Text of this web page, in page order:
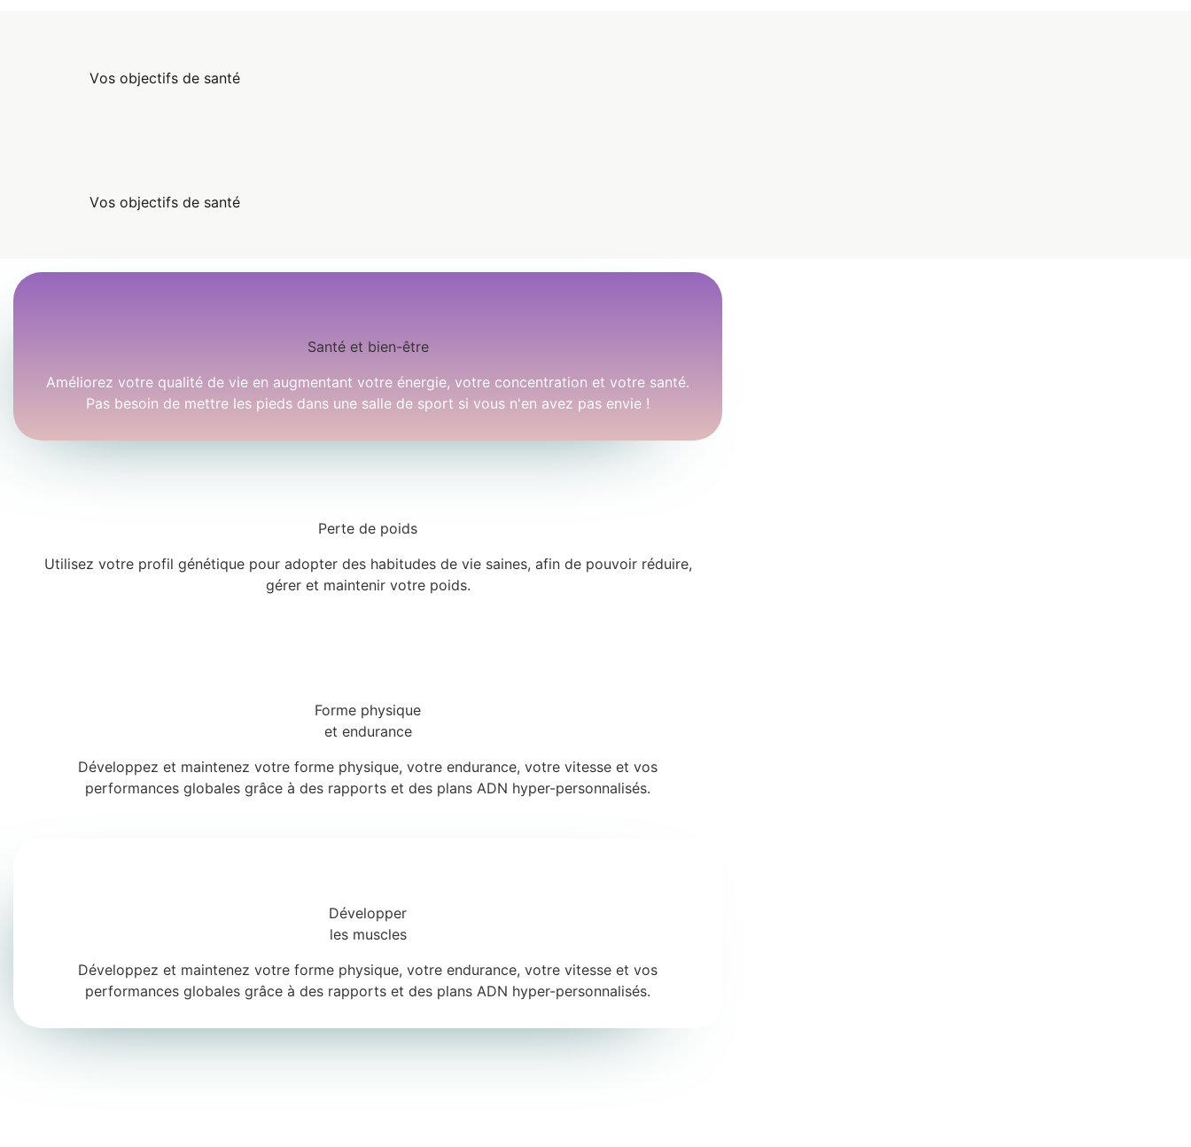
Vos objectifs de santé
Vos objectifs de santé
Santé et bien-être
Améliorez votre qualité de vie en augmentant votre énergie, votre concentration et votre santé.
Pas besoin de mettre les pieds dans une salle de sport si vous n'en avez pas envie !
Perte de poids
Utilisez votre profil génétique pour adopter des habitudes de vie saines, afin de pouvoir réduire,
gérer et maintenir votre poids.
Forme physique
et endurance
Développez et maintenez votre forme physique, votre endurance, votre vitesse et vos
performances globales grâce à des rapports et des plans ADN hyper-personnalisés.
Développer
les muscles
Développez et maintenez votre forme physique, votre endurance, votre vitesse et vos
performances globales grâce à des rapports et des plans ADN hyper-personnalisés.